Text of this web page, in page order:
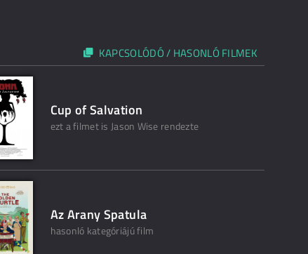
KAPCSOLÓDÓ / HASONLÓ FILMEK
Cup of Salvation
ezt a filmet is Jason Wise rendezte
Az Arany Spatula
hasonló kategóriájú film